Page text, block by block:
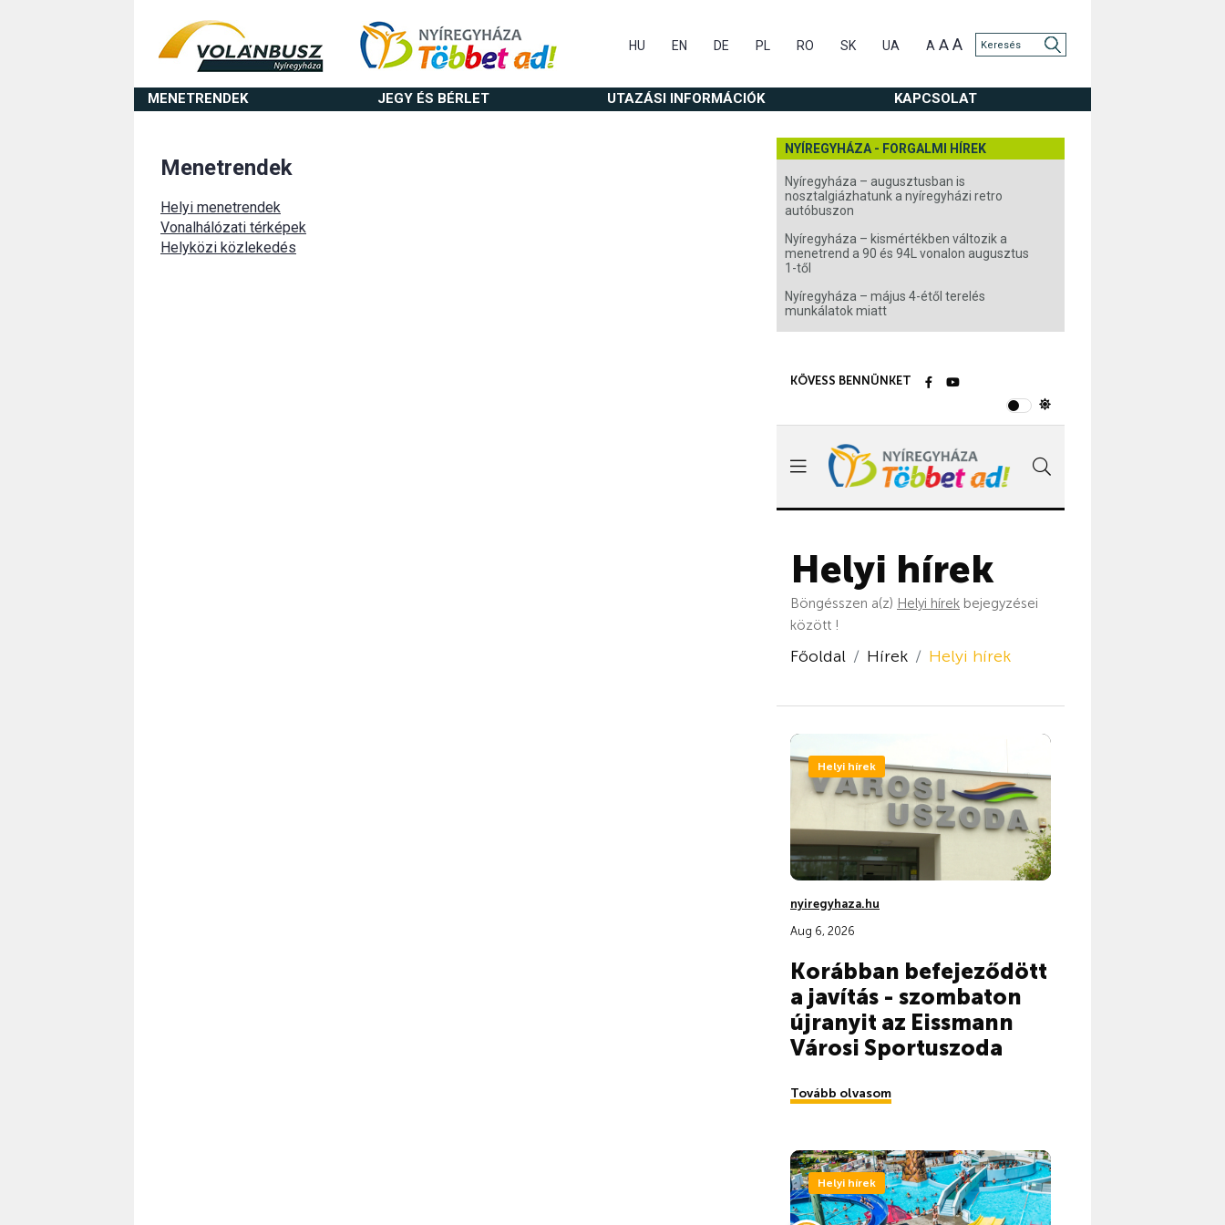
HU EN DE PL RO SK UA A A A
MENETRENDEK JEGY ÉS BÉRLET UTAZÁSI INFORMÁCIÓK KAPCSOLAT
Menetrendek
Helyi menetrendek
Vonalhálózati térképek
Helyközi közlekedés
NYÍREGYHÁZA - FORGALMI HÍREK
Nyíregyháza – augusztusban is
nosztalgiázhatunk a nyíregyházi retro
autóbuszon
Nyíregyháza – kismértékben változik a
menetrend a 90 és 94L vonalon augusztus
1-től
Nyíregyháza – május 4-étől terelés
munkálatok miatt